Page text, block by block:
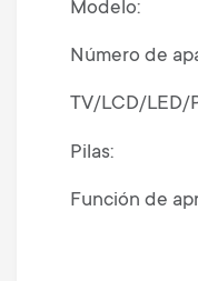
Modelo
Número de
TV/LCD/LED/
Pilas
Función de